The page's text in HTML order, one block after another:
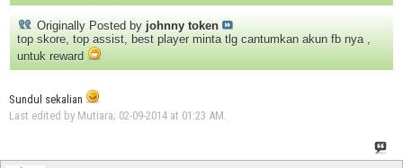
Originally Posted by johnny token
top skore, top assist, best player minta tlg cantumkan akun fb nya ,
untuk reward
Sundul sekalian
Last edited by Mutiara; 02-09-2014 at 01:23 AM